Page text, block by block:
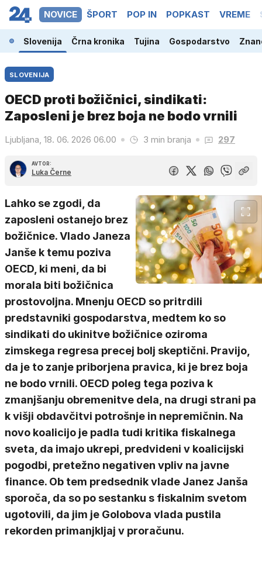
NOVICE ŠPORT POP IN POPKAST VREME
Slovenija Črna kronika Tujina Gospodarstvo
SLOVENIJA
OECD proti božičnici, sindikati:
Zaposleni je brez boja ne bodo vrnili
Ljubljana, 18. 06. 2026 06.00 3 min branja 297
AVTOR:
Luka Černe
Lahko se zgodi, da
zaposleni ostanejo brez
božičnice. Vlado Janeza
Janše k temu poziva
OECD, ki meni, da bi
morala biti božičnica
prostovoljna. Mnenju OECD so pritrdili
predstavniki gospodarstva, medtem ko so
sindikati do ukinitve božičnice oziroma
zimskega regresa precej bolj skeptični. Pravijo,
da je to zanje priborjena pravica, ki je brez boja
ne bodo vrnili. OECD poleg tega poziva k
zmanjšanju obremenitve dela, na drugi strani pa
k višji obdavčitvi potrošnje in nepremičnin. Na
novo koalicijo je padla tudi kritika fiskalnega
sveta, da imajo ukrepi, predvideni v koalicijski
pogodbi, pretežno negativen vpliv na javne
finance. Ob tem predsednik vlade Janez Janša
sporoča, da so po sestanku s fiskalnim svetom
ugotovili, da jim je Golobova vlada pustila
rekorden primanjkljaj v proračunu.